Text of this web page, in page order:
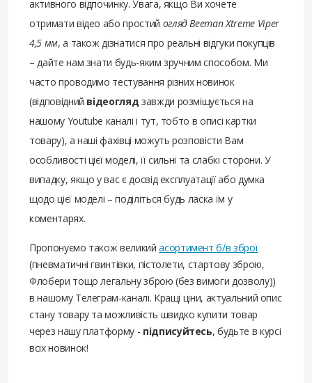
активного відпочинку. Увага, якщо Ви хочете
отримати відео або простий огляд Beeman Xtreme Viper
4,5 мм, а також дізнатися про реальні відгуки покупців
– дайте нам знати будь-яким зручним способом. Ми
часто проводимо тестування різних новинок
(відповідний відеогляд завжди розміщується на
нашому Youtube каналі і тут, тобто в описі картки
товару), а наші фахівці можуть розповісти Вам
особливості цієї моделі, її сильні та слабкі сторони. У
випадку, якщо у вас є досвід експлуатації або думка
щодо цієї моделі – поділіться будь ласка їм у
коментарях.
Пропонуємо також великийасортимент б/в зброї
(пневматичні гвинтівки, пістолети, стартову зброю,
Флобери тощо легальну зброю (без вимоги дозволу))
в нашому Телеграм-каналі. Кращі ціни, актуальний опис
стану товару та можливість швидко купити товар
через нашу платформу - підписуйтесь, будьте в курсі
всіх новинок!